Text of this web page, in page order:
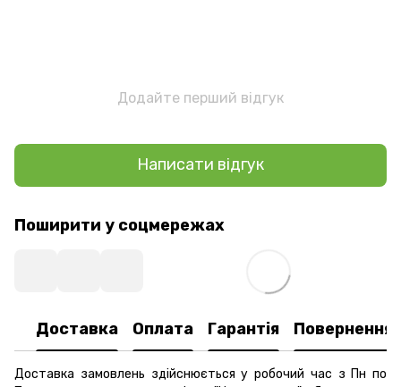
Додайте перший відгук
Написати відгук
Поширити у соцмережах
Доставка Оплата Гарантія Повернення
Доставка замовлень здійснюється у робочий час з Пн по